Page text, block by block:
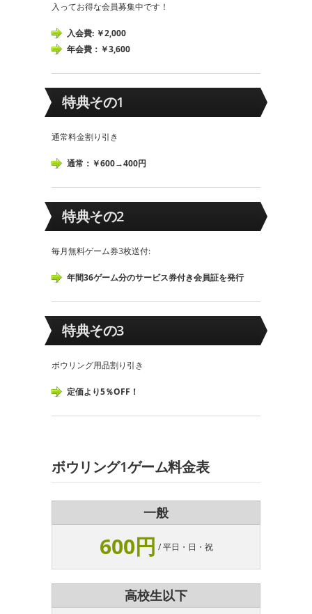
入ってお得な会員募集中です！
入会費: ￥2,000
年会費：￥3,600
特典その1
通常料金割り引き
通常：￥600→400円
特典その2
毎月無料ゲーム券3枚送付:
年間36ゲーム分のサービス券付き会員証を発行
特典その3
ボウリング用品割り引き
定価より5％OFF！
ボウリング1ゲーム料金表
一般
600円 / 平日・日・祝
高校生以下